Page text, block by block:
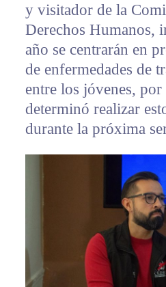
y visitador de la
Derechos Humanos,
año se centrarán en
de enfermedades de
entre los jóvenes, por
determinó realizar
durante la próxima